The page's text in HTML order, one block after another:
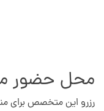
محل حضور
رزرو این متخصص برای